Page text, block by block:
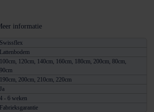
informatie
Swissflex
Lattenbodem
100cm, 120cm, 140cm, 160cm, 180cm, 200cm, 80cm,
90cm
190cm, 200cm, 210cm, 220cm
Ja
4 - 6 weken
Fabrieksgarantie